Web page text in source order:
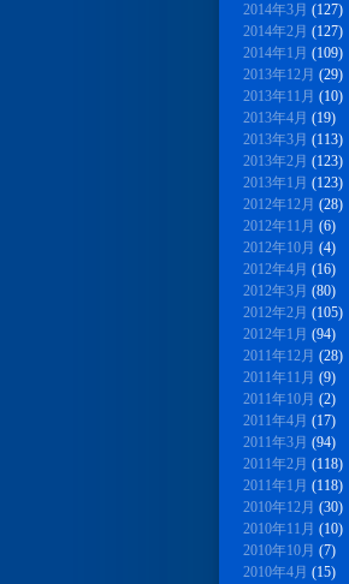
2014年3月 (127)
2014年2月 (127)
2014年1月 (109)
2013年12月 (29)
2013年11月 (10)
2013年4月 (19)
2013年3月 (113)
2013年2月 (123)
2013年1月 (123)
2012年12月 (28)
2012年11月 (6)
2012年10月 (4)
2012年4月 (16)
2012年3月 (80)
2012年2月 (105)
2012年1月 (94)
2011年12月 (28)
2011年11月 (9)
2011年10月 (2)
2011年4月 (17)
2011年3月 (94)
2011年2月 (118)
2011年1月 (118)
2010年12月 (30)
2010年11月 (10)
2010年10月 (7)
2010年4月 (15)